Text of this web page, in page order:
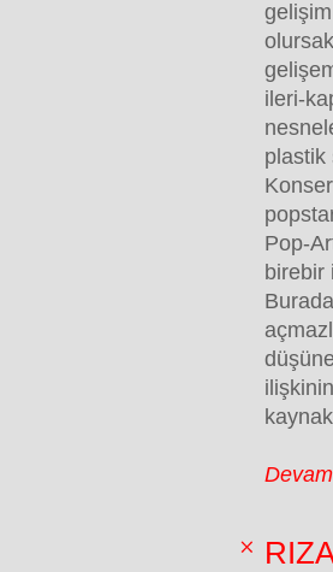
ileri-
plastik
Pop-
birebir